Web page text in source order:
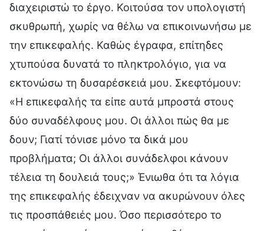
διαχειριστώ το έργο. Κοιτούσα τον υπολογιστή
σκυθρωπή, χωρίς να θέλω να επικοινωνήσω με
την επικεφαλής. Καθώς έγραφα, επίτηδες
χτυπούσα δυνατά το πληκτρολόγιο, για να
εκτονώσω τη δυσαρέσκειά μου. Σκεφτόμουν:
«Η επικεφαλής τα είπε αυτά μπροστά στους
δύο συναδέλφους μου. Οι άλλοι πώς θα με
δουν; Γιατί τόνισε μόνο τα δικά μου
προβλήματα; Οι άλλοι συνάδελφοι κάνουν
τέλεια τη δουλειά τους;» Ένιωθα ότι τα λόγια
της επικεφαλής έδειχναν να ακυρώνουν όλες
τις προσπάθειές μου. Όσο περισσότερο το